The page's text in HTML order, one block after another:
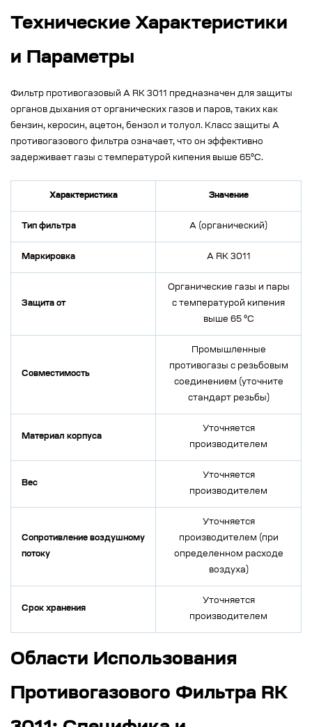
Технические Характеристики
и Параметры
Фильтр противогазовый А RK 3011 предназначен для защиты
органов дыхания от органических газов и паров, таких как
бензин, керосин, ацетон, бензол и толуол. Класс защиты A
противогазового фильтра означает, что он эффективно
задерживает газы с температурой кипения выше 65°C.
Характеристика Значение
Тип фильтра A (органический)
Маркировка A RK 3011
Защита от
Органические газы и пары
с температурой кипения
выше 65 °C
Совместимость
Промышленные
противогазы с резьбовым
соединением (уточните
стандарт резьбы)
Материал корпуса
Уточняется
производителем
Вес
Уточняется
производителем
Сопротивление воздушному
потоку
Уточняется
производителем (при
определенном расходе
воздуха)
Срок хранения
Уточняется
производителем
Области Использования
Противогазового Фильтра RK